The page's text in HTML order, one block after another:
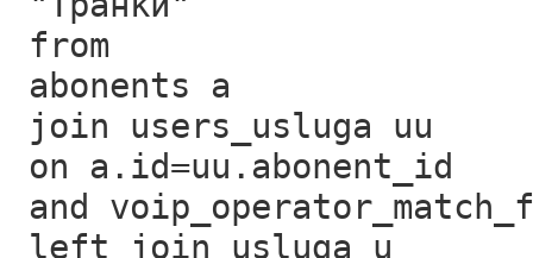
from
abonents a
join users_usluga uu
on a.id=uu.abonent_id
and
left join usluga u